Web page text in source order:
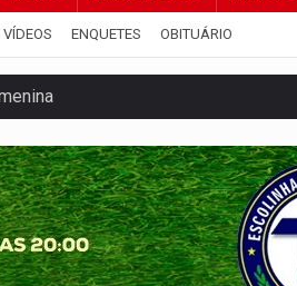
VÍDEOS ENQUETES OBITUÁRIO
recuperado
Terra
de Porto Velho